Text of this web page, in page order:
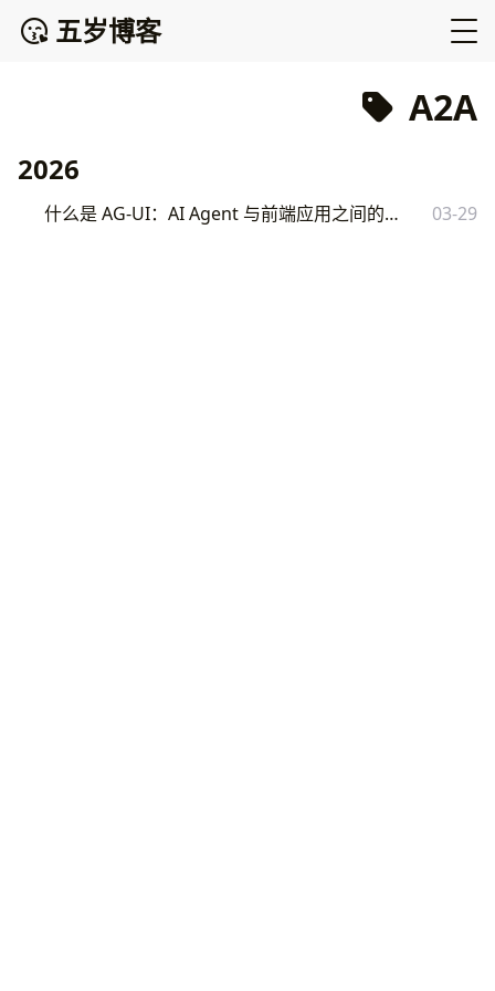
五岁博客
A2A
2026
什么是 AG-UI：AI Agent 与前端应用之间的交互协议 03-29